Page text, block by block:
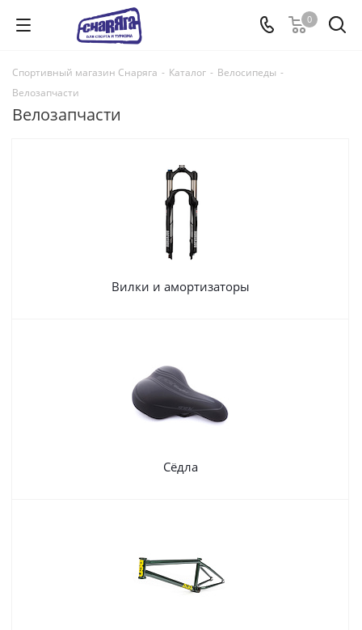
0
Спортивный магазин Снаряга - Каталог - Велосипеды -
Велозапчасти
Велозапчасти
Вилки и амортизаторы
Сёдла